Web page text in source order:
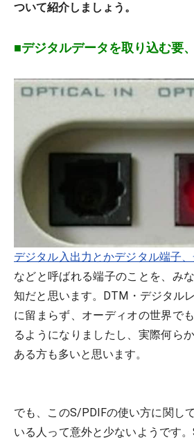
ついて紹介しましょう。
■デジタルデータを取り込む要
デジタル入出力とかデジタル端子
などと呼ばれる端子のことを、み
知だと思います。DTM・デジタル
に留まらず、オーディオの世界で
るようになりましたし、実際何ら
ある方も多いと思います。
でも、このS/PDIFの使い方に関し
いる人って意外と少ないようです